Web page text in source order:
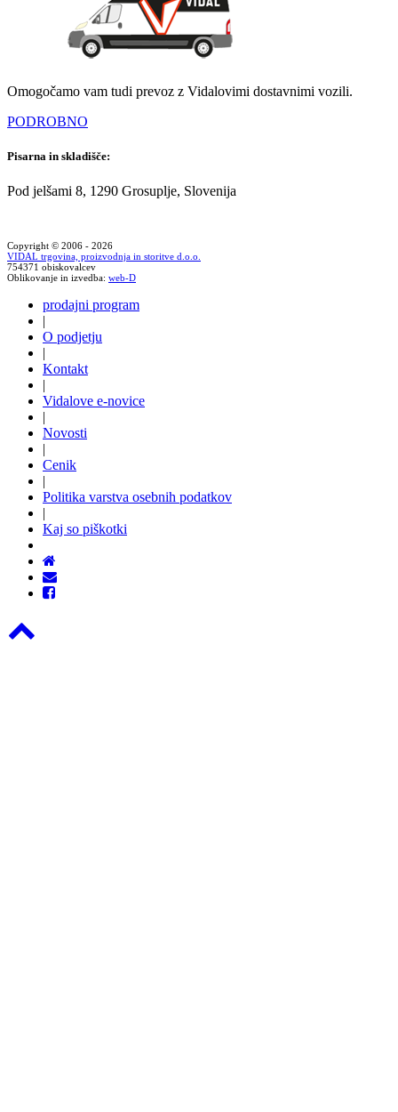
Omogočamo vam tudi prevoz z Vidalovimi dostavnimi vozili.
PODROBNO
Pisarna in skladišče:
Pod jelšami 8, 1290 Grosuplje, Slovenija
Copyright © 2006 - 2026
VIDAL trgovina, proizvodnja in storitve d.o.o.
754371 obiskovalcev
Oblikovanje in izvedba: web-D
prodajni program
|
O podjetju
|
Kontakt
|
Vidalove e-novice
|
Novosti
|
Cenik
|
Politika varstva osebnih podatkov
|
Kaj so piškotki